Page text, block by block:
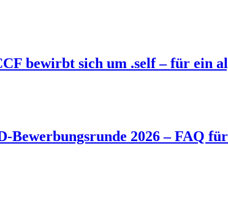
bewirbt sich um .self – für ein
2026 – FAQ